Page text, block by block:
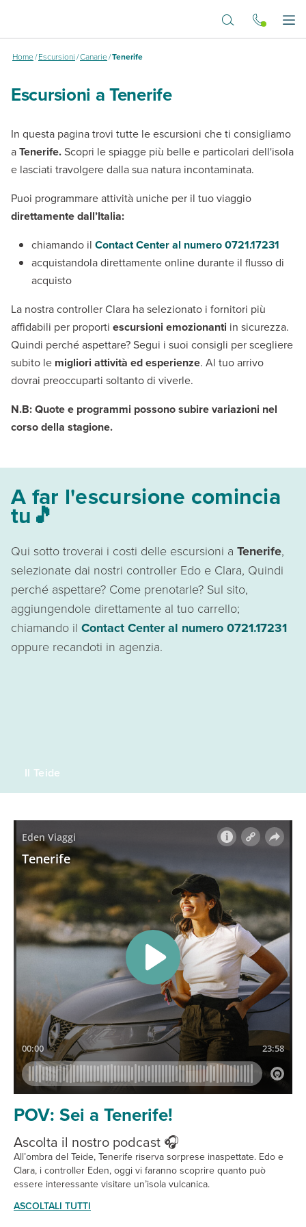
Home/Escursioni/Canarie/Tenerife
Escursioni a Tenerife
In questa pagina trovi tutte le escursioni che ti consigliamo
aTenerife.Scopri le spiagge più belle e particolari dell'isola
e lasciati travolgere dalla sua natura incontaminata.
Puoi programmare attività uniche per il tuo viaggio
direttamente dall’Italia:
chiamando il Contact Center al numero 0721.17231
acquistandola direttamente online durante il flusso di
acquisto
La nostra controller Clara ha selezionato i fornitori più
affidabili per proporti escursioni emozionanti in sicurezza.
Quindi perché aspettare? Segui i suoi consigli per scegliere
subito le migliori attività ed esperienze. Al tuo arrivo
dovrai preoccuparti soltanto di viverle.
N.B: Quote e programmi possono subire variazioni nel
corso della stagione.
A far l'escursione comincia
tu🎵
Qui sotto troverai i costi delle escursioni a Tenerife,
selezionate dai nostri controller Edo e Clara, Quindi
perché aspettare? Come prenotarle? Sul sito,
aggiungendole direttamente al tuo carrello;
chiamando il Contact Center al numero 0721.17231
oppure recandoti in agenzia.
Il Teide
POV: Sei a Tenerife!
Ascolta il nostro podcast 🎧
All’ombra del Teide, Tenerife riserva sorprese inaspettate. Edo e
Clara, i controller Eden, oggi vi faranno scoprire quanto può
essere interessante visitare un’isola vulcanica.
ASCOLTALI TUTTI